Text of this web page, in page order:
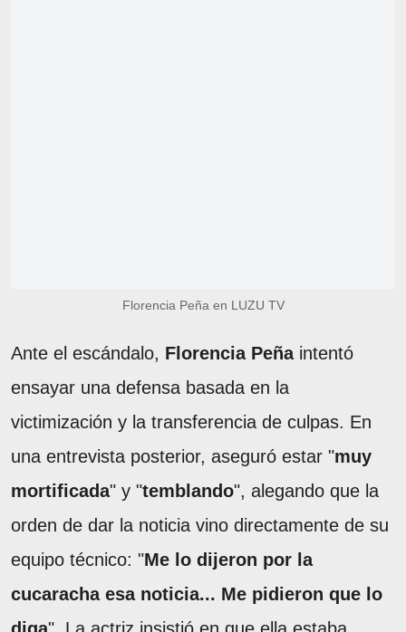
Florencia Peña en LUZU TV
Ante el escándalo, Florencia Peñaintentó
ensayar una defensa basada en la
victimización y la transferencia de culpas. En
una entrevista posterior, aseguró estar "muy
mortificada" y "temblando", alegando que la
orden de dar la noticia vino directamente de su
equipo técnico: "Me lo dijeron por la
cucaracha esa noticia... Me pidieron que lo